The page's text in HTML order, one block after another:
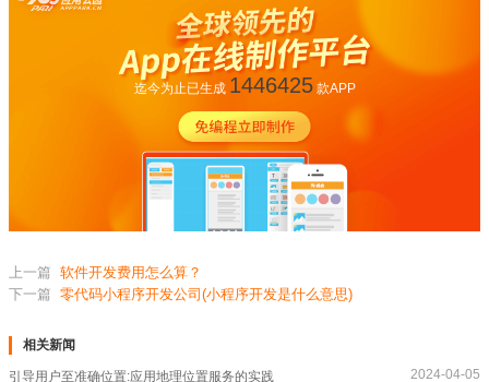
迄今为止已生成 1446425款APP
上一篇 软件开发费用怎么算？
下一篇 零代码小程序开发公司(小程序开发是什么意思)
相关新闻
引导用户至准确位置:应用地理位置服务的实践 2024-04-05